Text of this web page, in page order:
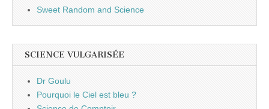
Sweet Random and Science
SCIENCE VULGARISÉE
Dr Goulu
Pourquoi le Ciel est bleu ?